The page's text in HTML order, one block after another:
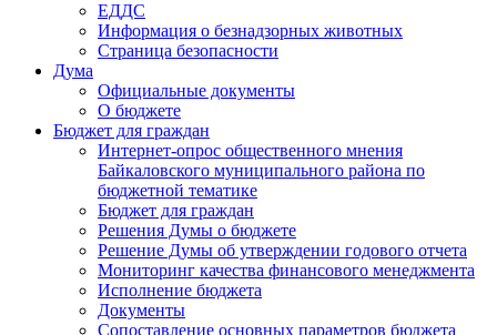
ЕДДС
Информация о безнадзорных животных
Страница безопасности
Дума
Официальные документы
О бюджете
Бюджет для граждан
Интернет-опрос общественного мнения
Байкаловского муниципального района по
бюджетной тематике
Бюджет для граждан
Решения Думы о бюджете
Решение Думы об утверждении годового отчета
Мониторинг качества финансового менеджмента
Исполнение бюджета
Документы
Сопоставление основных параметров бюджета